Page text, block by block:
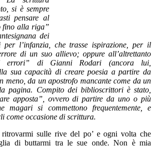
si è sempre
pensare al
fino alla riga”
dei
per l’infanzia, che trasse ispirazione, per il
di un suo allievo; oppure all’altrettanto
errori” di Gianni Rodari (ancora lui,
sua capacità di creare poesia a partire da
meno, da un apostrofo mancante come da un
pagina. Compito dei biblioscrittori è stato,
apposta”, ovvero di partire da uno o più
si commettono frequentemente, e
come occasione di scrittura.
sulle rive del po’ e ogni volta che
di buttarmi tra le sue onde. Non è mia